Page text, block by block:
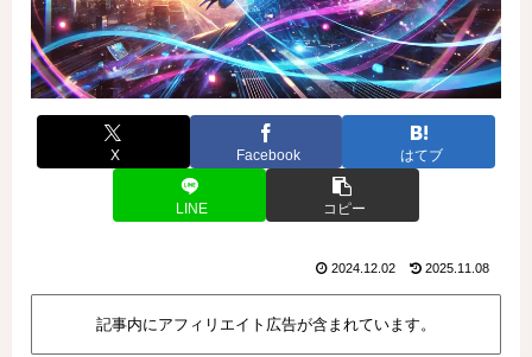
X Facebook はてブ
LINE コピー
2024.12.02 2025.11.08
記事内にアフィリエイト広告が含まれています。